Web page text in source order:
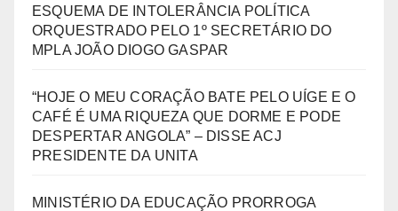
ESQUEMA DE INTOLERÂNCIA POLÍTICA
ORQUESTRADO PELO 1º SECRETÁRIO DO
MPLA JOÃO DIOGO GASPAR
“HOJE O MEU CORAÇÃO BATE PELO UÍGE E O
CAFÉ É UMA RIQUEZA QUE DORME E PODE
DESPERTAR ANGOLA” – DISSE ACJ
PRESIDENTE DA UNITA
MINISTÉRIO DA EDUCAÇÃO PRORROGA